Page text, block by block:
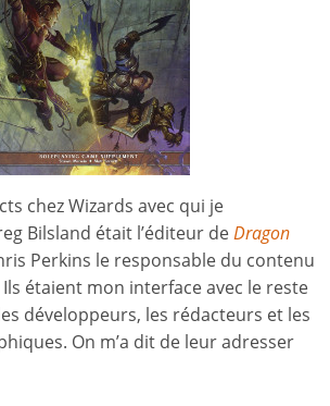
chez Wizards avec qui je
Bilsland était l’éditeur deDragon
Perkins le responsable du contenu
Ils étaient mon interface avec le reste
développeurs, les rédacteurs et les
On m’a dit de leur adresser